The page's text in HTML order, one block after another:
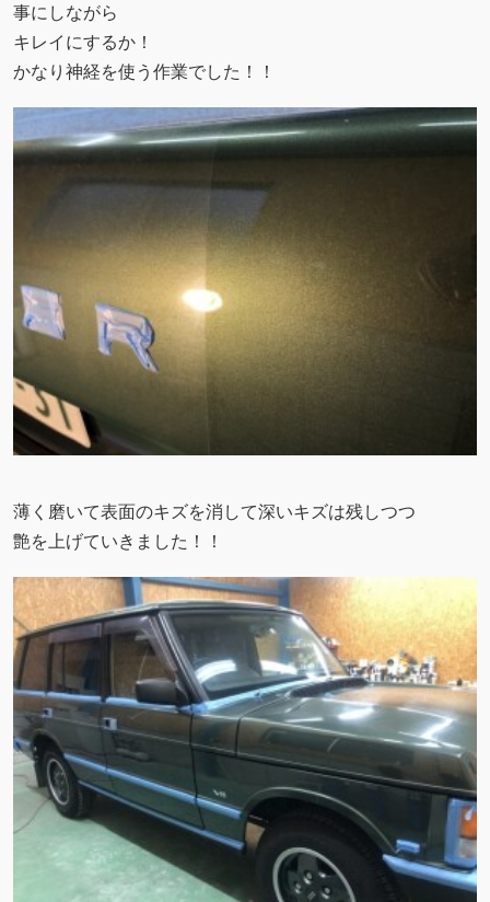
事にしながら
キレイにするか！
かなり神経を使う作業でした！！
薄く磨いて表面のキズを消して深いキズは残しつつ
艶を上げていきました！！